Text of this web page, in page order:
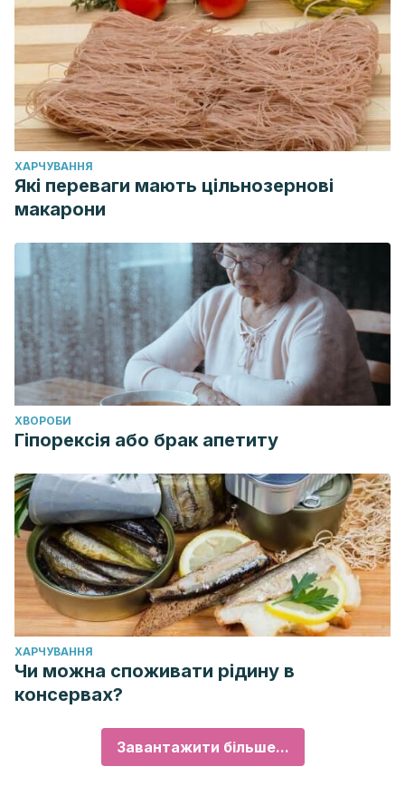
ХАРЧУВАННЯ
Які переваги мають цільнозернові
макарони
ХВОРОБИ
Гіпорексія або брак апетиту
ХАРЧУВАННЯ
Чи можна споживати рідину в
консервах?
Завантажити більше...